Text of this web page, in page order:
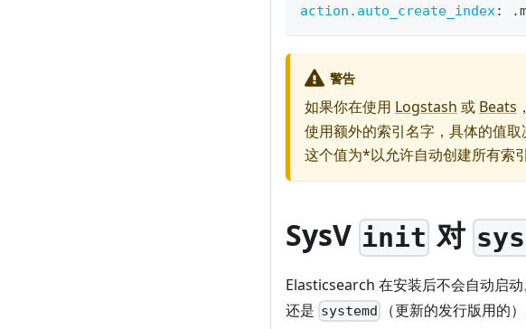
action.auto_create_index:
警告
如果你在使用 Logstash 或 Beats
使用额外的索引名字，具体的值
这个值为*以允许自动创建所有索引
SysV init 对
Elasticsearch 在安装后不会自动启
还是 systemd （更新的发行版用的